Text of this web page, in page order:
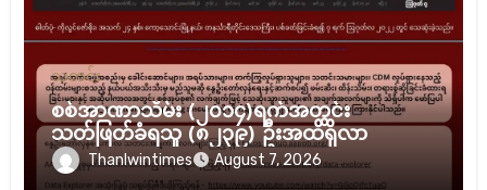
သတင်း
စစ်အာဏာသိမ်း (၂၀၁၄)ရက်အတွင်း
သတ်ဖြတ်ခံရသူ (၈၂၃၉) ဦးအထိရှိလာ
Thanlwintimes August 7, 2026